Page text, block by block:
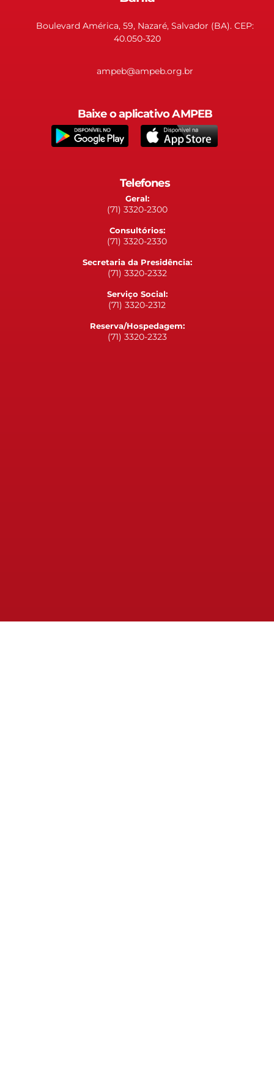
Boulevard América, 59, Nazaré, Salvador (BA). CEP:
40.050-320
ampeb@ampeb.org.br
Baixe o aplicativo AMPEB
Telefones
Geral:
(71) 3320-2300
Consultórios:
(71) 3320-2330
Secretaria da Presidência:
(71) 3320-2332
Serviço Social:
(71) 3320-2312
Reserva/Hospedagem:
(71) 3320-2323